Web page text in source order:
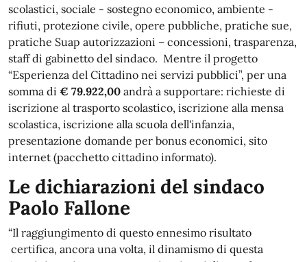
scolastici, sociale - sostegno economico, ambiente -
rifiuti, protezione civile, opere pubbliche, pratiche sue,
pratiche Suap autorizzazioni – concessioni, trasparenza,
staff di gabinetto del sindaco. Mentre il progetto
“Esperienza del Cittadino nei servizi pubblici”, per una
somma di € 79.922,00 andrà a supportare: richieste di
iscrizione al trasporto scolastico, iscrizione alla mensa
scolastica, iscrizione alla scuola dell'infanzia,
presentazione domande per bonus economici, sito
internet (pacchetto cittadino informato).
Le dichiarazioni del sindaco
Paolo Fallone
“Il raggiungimento di questo ennesimo risultato
certifica, ancora una volta, il dinamismo di questa